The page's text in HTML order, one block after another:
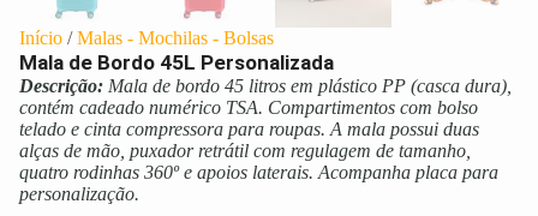
Início /Malas - Mochilas - Bolsas
Mala de Bordo 45L Personalizada
Descrição: Mala de bordo 45 litros em plástico PP (casca dura),
contém cadeado numérico TSA. Compartimentos com bolso
telado e cinta compressora para roupas. A mala possui duas
alças de mão, puxador retrátil com regulagem de tamanho,
quatro rodinhas 360º e apoios laterais. Acompanha placa para
personalização.